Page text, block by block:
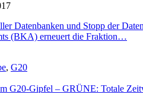
Datenbanken und Stopp der
(BKA) erneuert die Fraktion…
, G20